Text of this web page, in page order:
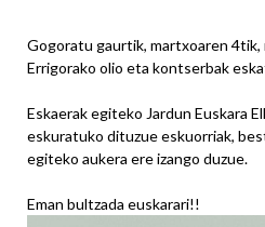
Gogoratu gaurtik, martxoaren
Errigorako olio eta kontserbak
Eskaerak egiteko Jardun Euskara
eskuratuko dituzue eskuorriak,
egiteko aukera ere izango duzue.
Eman bultzada euskarari!!